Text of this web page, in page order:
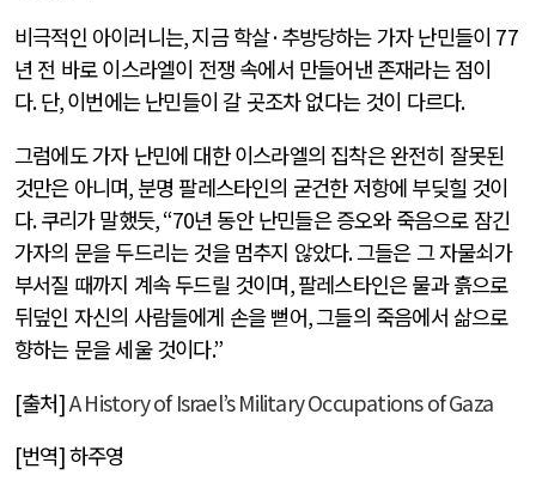
비극적인 아이러니는,지금 학살·추방당하는 가자 난민들이 77
년 전 바로 이스라엘이 전쟁 속에서 만들어낸 존재라는 점이
다.단,이번에는 난민들이 갈 곳조차 없다는 것이 다르다.
그럼에도 가자 난민에 대한 이스라엘의 집착은 완전히 잘못된
것만은 아니며, 분명 팔레스타인의 굳건한 저항에 부딪힐 것이
다.쿠리가 말했듯, “70년 동안 난민들은 증오와 죽음으로 잠긴
가자의 문을 두드리는 것을 멈추지 않았다.그들은 그 자물쇠가
부서질 때까지 계속 두드릴 것이며,팔레스타인은 물과 흙으로
뒤덮인 자신의 사람들에게 손을 뻗어,그들의 죽음에서 삶으로
향하는 문을 세울 것이다.”
[출처]A History of Israel’s Military Occupations of Gaza
[번역] 하주영